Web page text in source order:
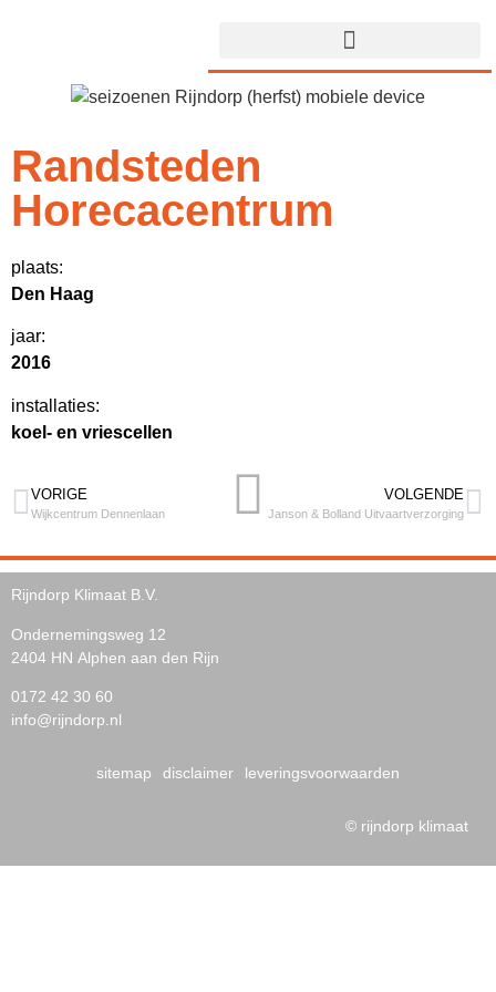
Randsteden
Horecacentrum
plaats:
Den Haag
jaar:
2016
installaties:
koel- en vriescellen
VORIGE
Wijkcentrum Dennenlaan
VOLGENDE
Janson & Bolland Uitvaartverzorging
Rijndorp Klimaat B.V.
Ondernemingsweg 12
2404 HN Alphen aan den Rijn
0172 42 30 60
info@rijndorp.nl
sitemap disclaimer leveringsvoorwaarden
© rijndorp klimaat